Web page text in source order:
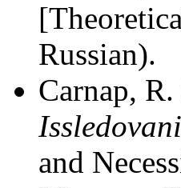
Russian).
Carnap,
and